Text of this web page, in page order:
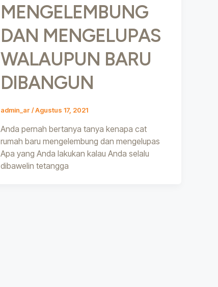
MENGELEMBUNG
DAN MENGELUPAS
WALAUPUN BARU
DIBANGUN
admin_ar/Agustus 17, 2021
Anda pernah bertanya tanya kenapa cat
rumah baru mengelembung dan mengelupas
Apa yang Anda lakukan kalau Anda selalu
dibawelin tetangga